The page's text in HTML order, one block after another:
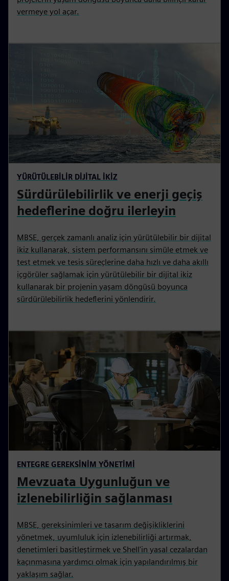
vermeye yol açar.
YÜRÜTÜLEBİLİR DİJİTAL İKİZ
Sürdürülebilirlik ve enerji geçiş
hedeflerine doğru ilerleyin
MBSE, gerçek zamanlı analiz için yürütülebilir bir dijital
ikiz kullanarak, sistem performansını simüle etmek ve
test etmek ve tesis süreçlerine daha hızlı ve daha akıllı
içgörüler sağlamak için yürütülebilir bir dijital ikiz
kullanarak bir projenin yaşam döngüsü boyunca
sürdürülebilirlik hedeflerini yönlendirir.
ENTEGRE GEREKSİNİM YÖNETİMİ
Mevzuata Uygunluğun ve
izlenebilirliğin sağlanması
MBSE, gereksinimleri ve tasarım değişikliklerini
yönetmek, uyumluluk için izlenebilirliği artırmak,
denetimleri basitleştirmek ve Shell'in yasal cezalardan
kaçınmasına yardımcı olmak için yapılandırılmış bir
yaklaşım sağlar.